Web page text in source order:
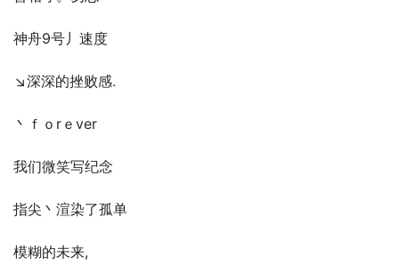
神舟9号丿速度
↘深深的挫败感.
丶ｆｏrｅver
我们微笑写纪念
指尖丶渲染了孤单
模糊的未来,